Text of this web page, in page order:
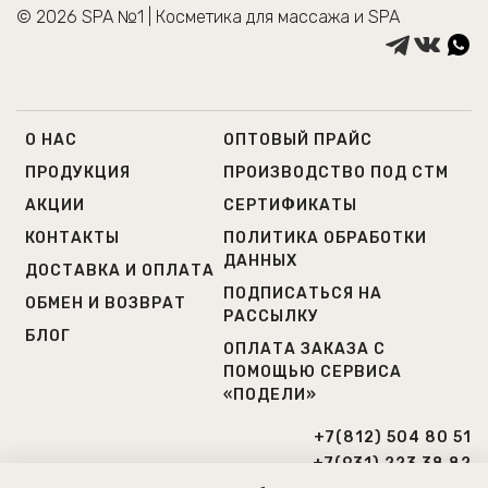
Срок годности: 12 месяцев с даты изготовления.
Дата изготовление и номер партии: см. на. упаковке.
Cрок годности при открытии: 6 месяцев.
О НАС
ПРОДУКЦИЯ
АКЦИИ
КОНТАКТЫ
ДОСТАВКА И ОПЛАТА
ОБМЕН И ВОЗВРАТ
БЛОГ
ОПТОВЫЙ ПРАЙС
ПРОИЗВОДСТВО ПОД СТМ
СЕРТИФИКАТЫ
ПОЛИТИКА ОБРАБОТКИ
ДАННЫХ
ПОДПИСАТЬСЯ НА
РАССЫЛКУ
ОПЛАТА ЗАКАЗА С
ПОМОЩЬЮ СЕРВИСА
«ПОДЕЛИ»
+7(812) 504 80 51
+7(931) 223 38 82
© 2026 SPA №1 | Косметика для массажа и SPA